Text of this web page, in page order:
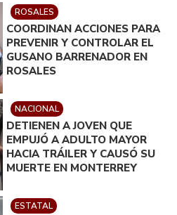
ROSALES
COORDINAN ACCIONES PARA
PREVENIR Y CONTROLAR EL
GUSANO BARRENADOR EN
ROSALES
NACIONAL
DETIENEN A JOVEN QUE
EMPUJÓ A ADULTO MAYOR
HACIA TRÁILER Y CAUSÓ SU
MUERTE EN MONTERREY
ESTATAL